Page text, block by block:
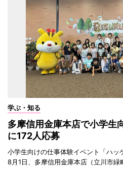
学ぶ・知る
多摩信用金庫本店で小学
に172人応募
小学生向けの仕事体験イベント「ハッ
8月1日、多摩信用金庫本店（立川市緑